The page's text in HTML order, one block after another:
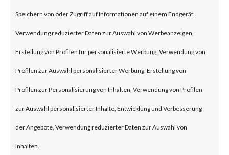
Speichern von oder Zugriff auf Informationen auf einem Endgerät,
Verwendung reduzierter Daten zur Auswahl von Werbeanzeigen,
Erstellung von Profilen für personalisierte Werbung, Verwendung von
Profilen zur Auswahl personalisierter Werbung, Erstellung von
Profilen zur Personalisierung von Inhalten, Verwendung von Profilen
zur Auswahl personalisierter Inhalte, Entwicklung und Verbesserung
der Angebote, Verwendung reduzierter Daten zur Auswahl von
Inhalten.